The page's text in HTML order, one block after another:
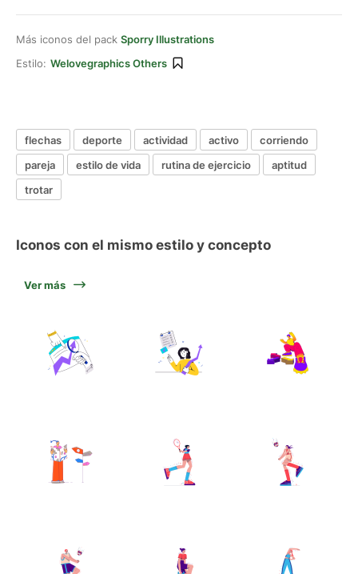
Más iconos del pack Sporry Illustrations
Estilo: Welovegraphics Others
flechas deporte actividad activo
corriendo
pareja
estilo de vida rutina de ejercicio
aptitud
trotar
Iconos con el mismo estilo y concepto
Ver más